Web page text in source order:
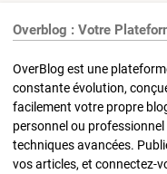
Overblog : Votre
OverBlog est une
constante évolution,
facilement votre propre
personnel ou
techniques avancées.
vos articles, et connectez-